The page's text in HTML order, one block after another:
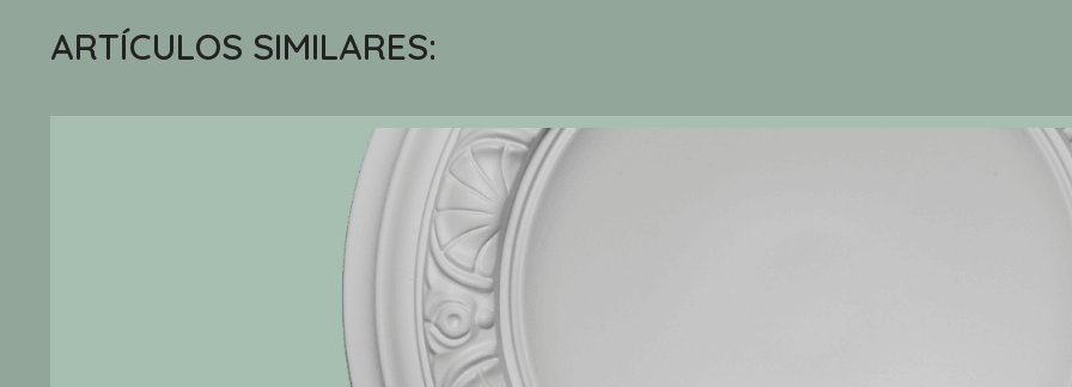
ARTÍCULOS SIMILARES: